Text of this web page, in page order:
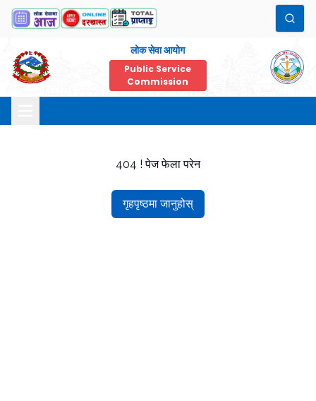
लोक सेवा आयोग
Public Service
Commission
404 ! पेज फेला परेन
गृहपृष्ठमा जानुहोस्